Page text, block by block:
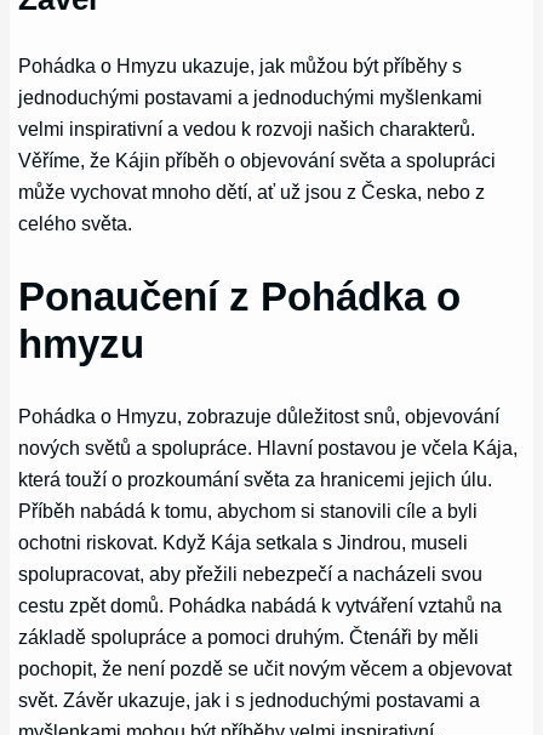
Pohádka o Hmyzu ukazuje, jak můžou být příběhy s
jednoduchými postavami a jednoduchými myšlenkami
velmi inspirativní a vedou k rozvoji našich charakterů.
Věříme, že Kájin příběh o objevování světa a spolupráci
může vychovat mnoho dětí, ať už jsou z Česka, nebo z
celého světa.
Ponaučení z Pohádka o
hmyzu
Pohádka o Hmyzu, zobrazuje důležitost snů, objevování
nových světů a spolupráce. Hlavní postavou je včela Kája,
která touží o prozkoumání světa za hranicemi jejich úlu.
Příběh nabádá k tomu, abychom si stanovili cíle a byli
ochotni riskovat. Když Kája setkala s Jindrou, museli
spolupracovat, aby přežili nebezpečí a nacházeli svou
cestu zpět domů. Pohádka nabádá k vytváření vztahů na
základě spolupráce a pomoci druhým. Čtenáři by měli
pochopit, že není pozdě se učit novým věcem a objevovat
svět. Závěr ukazuje, jak i s jednoduchými postavami a